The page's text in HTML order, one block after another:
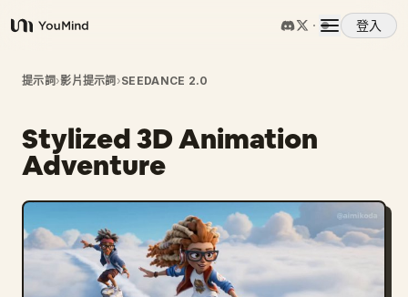
YouMind
登入
概覽
使用案例
技能
提示詞
提示詞›影片提示詞 ›SEEDANCE 2.0
Stylized 3D Animation
Adventure